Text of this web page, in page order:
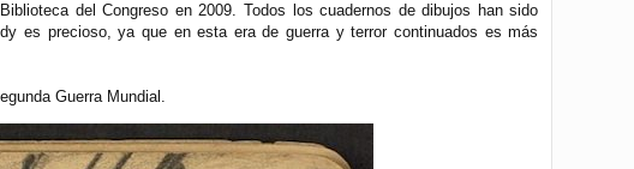
del Congreso en 2009. Todos los cuadernos de dibujos han sido
es precioso, ya que en esta era de guerra y terror continuados es más
Guerra Mundial.